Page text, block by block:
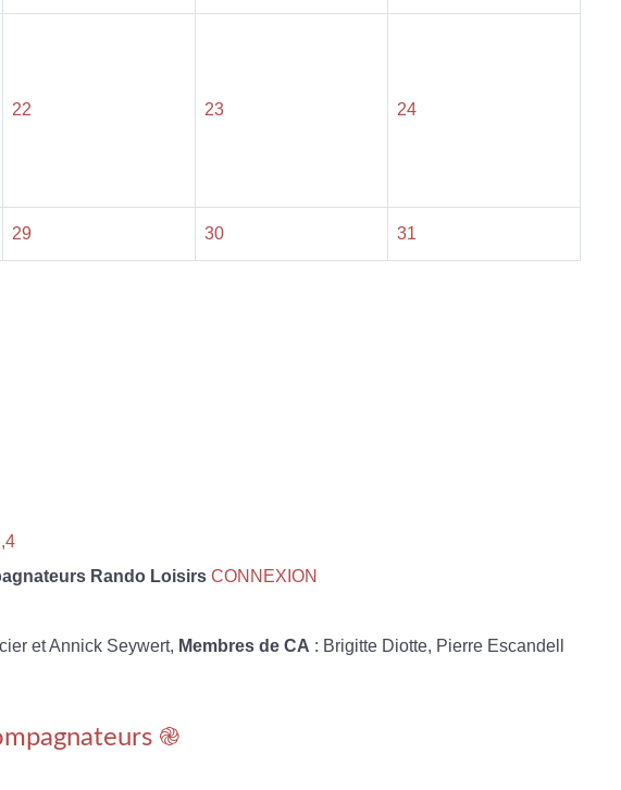
22 23 24
29 30 31
Rando Loisirs CONNEXION
et Annick Seywert, Membres de CA : Brigitte Diotte, Pierre Escandell
֎